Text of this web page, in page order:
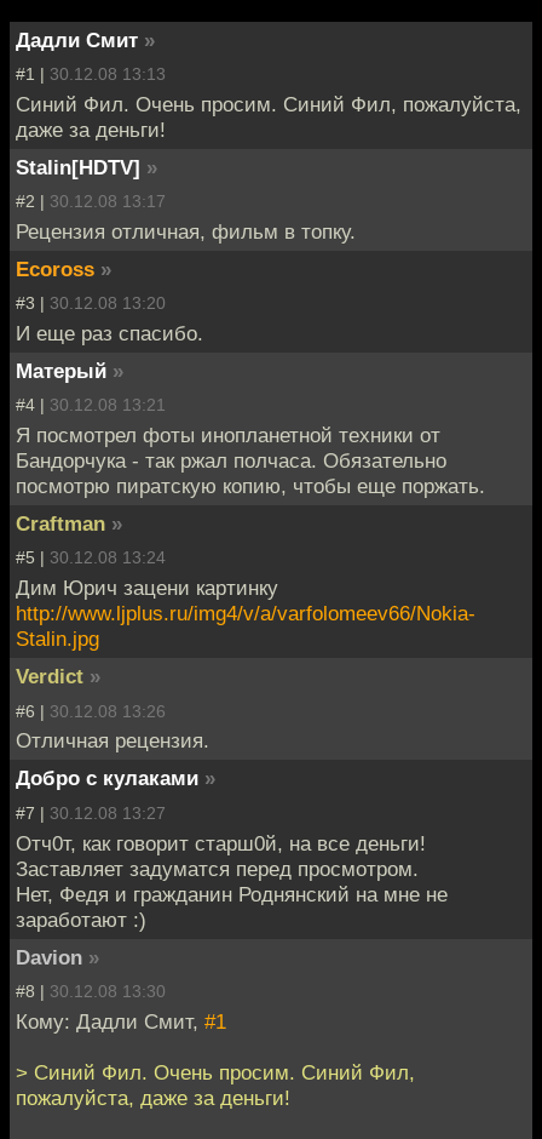
Дадли Смит »
#1 | 30.12.08 13:13
Синий Фил. Очень просим. Синий Фил, пожалуйста,
даже за деньги!
Stalin[HDTV] »
#2 | 30.12.08 13:17
Рецензия отличная, фильм в топку.
Ecoross »
#3 | 30.12.08 13:20
И еще раз спасибо.
Матерый »
#4 | 30.12.08 13:21
Я посмотрел фоты инопланетной техники от
Бандорчука - так ржал полчаса. Обязательно
посмотрю пиратскую копию, чтобы еще поржать.
Craftman »
#5 | 30.12.08 13:24
Дим Юрич зацени картинку
http://www.ljplus.ru/img4/v/a/varfolomeev66/Nokia-
Stalin.jpg
Verdict »
#6 | 30.12.08 13:26
Отличная рецензия.
Добро с кулаками »
#7 | 30.12.08 13:27
Отч0т, как говорит старш0й, на все деньги!
Заставляет задуматся перед просмотром.
Нет, Федя и гражданин Роднянский на мне не
заработают :)
Davion »
#8 | 30.12.08 13:30
Кому: Дадли Смит, #1
> Синий Фил. Очень просим. Синий Фил,
пожалуйста, даже за деньги!